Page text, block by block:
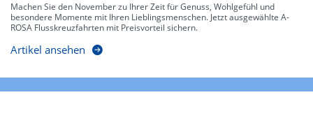
Machen Sie den November zu Ihrer Zeit für Genuss, Wohlgefühl und
besondere Momente mit Ihren Lieblingsmenschen. Jetzt ausgewählte A-
ROSA Flusskreuzfahrten mit Preisvorteil sichern.
Artikel ansehen